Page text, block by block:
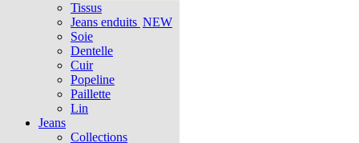
Tissus
Jeans enduits NEW
Soie
Dentelle
Cuir
Popeline
Paillette
Lin
Jeans
Collections